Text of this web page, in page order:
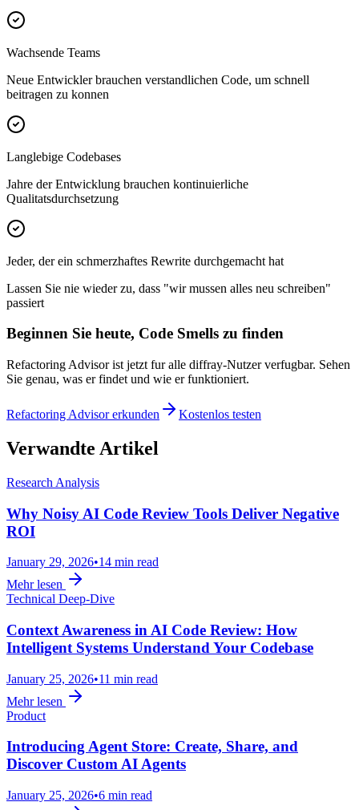
Wachsende Teams
Neue Entwickler brauchen verstandlichen Code, um schnell
beitragen zu konnen
Langlebige Codebases
Jahre der Entwicklung brauchen kontinuierliche
Qualitatsdurchsetzung
Jeder, der ein schmerzhaftes Rewrite durchgemacht hat
Lassen Sie nie wieder zu, dass "wir mussen alles neu schreiben"
passiert
Beginnen Sie heute, Code Smells zu finden
Refactoring Advisor ist jetzt fur alle diffray-Nutzer verfugbar. Sehen
Sie genau, was er findet und wie er funktioniert.
Refactoring Advisor erkunden Kostenlos testen
Verwandte Artikel
Research Analysis
Why Noisy AI Code Review Tools Deliver Negative
ROI
January 29, 2026•14 min read
Mehr lesen
Technical Deep-Dive
Context Awareness in AI Code Review: How
Intelligent Systems Understand Your Codebase
January 25, 2026•11 min read
Mehr lesen
Product
Introducing Agent Store: Create, Share, and
Discover Custom AI Agents
January 25, 2026•6 min read